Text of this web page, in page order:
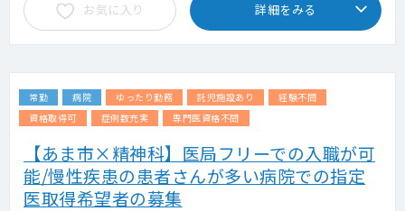
お気に入り 詳細をみる
常勤 病院 ゆったり勤務 託児施設あり
経験不問
資格取得可
症例数充実 専門医資格不問
【あま市×精神科】医局フリーでの入職が可
能/慢性疾患の患者さんが多い病院での指定
医取得希望者の募集